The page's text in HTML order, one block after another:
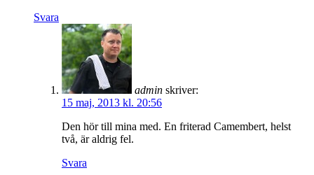
Svara
admin skriver:
15 maj, 2013 kl. 20:56
Den hör till mina med. En friterad Camembert, helst
två, är aldrig fel.
Svara